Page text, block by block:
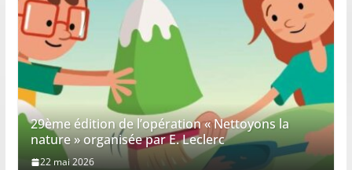
29ème édition de l’opération « Nettoyons la
nature » organisée par E. Leclerc
22 mai 2026